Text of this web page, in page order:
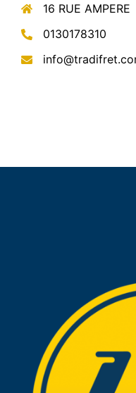
16 RUE AMPERE
0130178310